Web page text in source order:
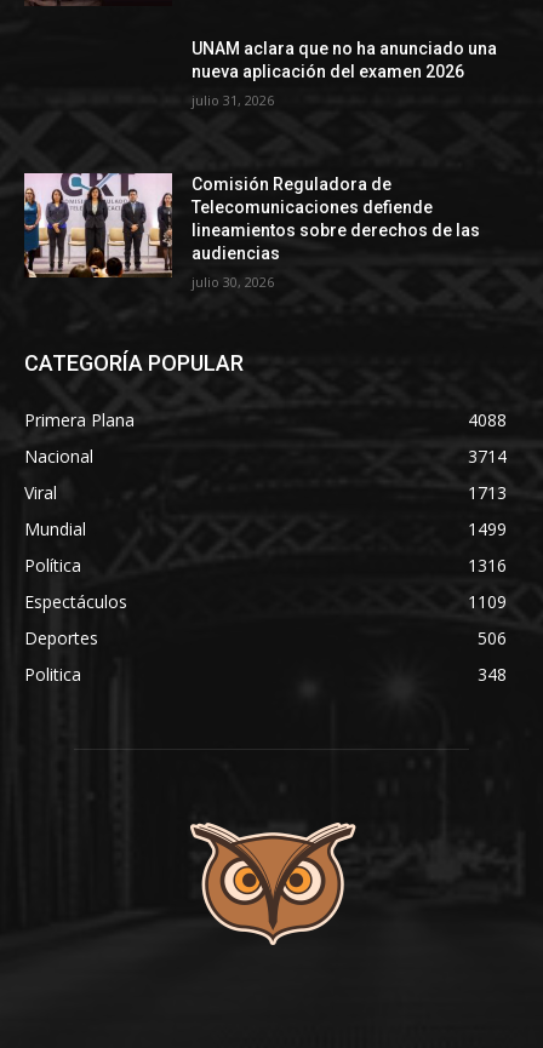
UNAM aclara que no ha anunciado una
nueva aplicación del examen 2026
julio 31, 2026
Comisión Reguladora de
Telecomunicaciones defiende
lineamientos sobre derechos de las
audiencias
julio 30, 2026
CATEGORÍA POPULAR
Primera Plana
4088
Nacional
3714
Viral
1713
Mundial
1499
Política
1316
Espectáculos
1109
Deportes
506
Politica
348